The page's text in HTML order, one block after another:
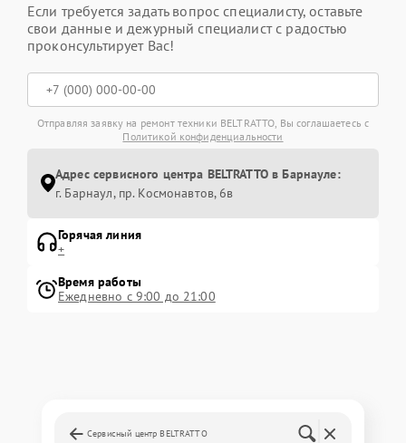
Если требуется задать вопрос специалисту, оставьте
свои данные и дежурный специалист с радостью
проконсультирует Вас!
Отправляя заявку на ремонт техники BELTRATTO, Вы соглашаетесь с
Политикой конфиденциальности
Адрес сервисного центра BELTRATTO в Барнауле:
г. Барнаул, ​пр. Космонавтов, 6в
Горячая линия
+
Время работы
Ежедневно с 9:00 до 21:00
Сервисный центр BELTRATTO